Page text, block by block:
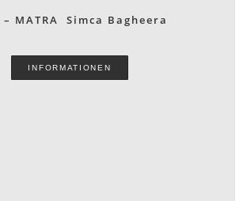
– MATRA Simca Bagheera
INFORMATIONEN